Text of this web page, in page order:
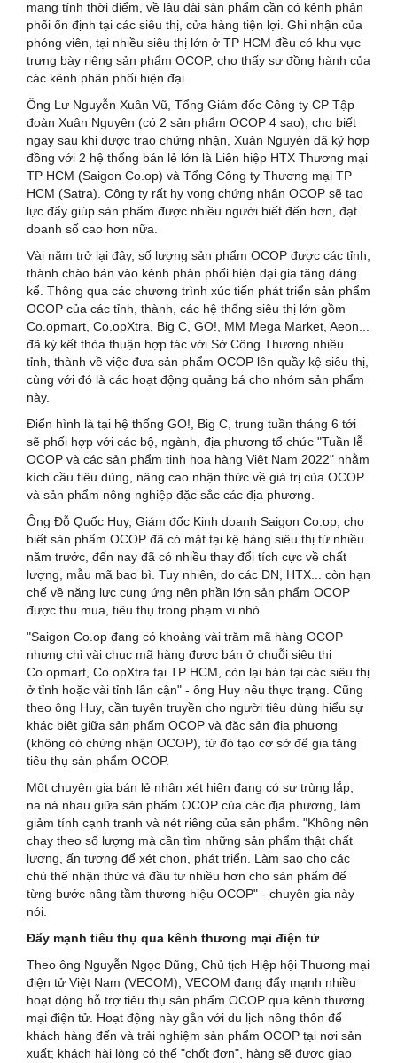
mang tính thời điểm, về lâu dài sản phẩm cần có kênh phân
phối ổn định tại các siêu thị, cửa hàng tiện lợi. Ghi nhận của
phóng viên, tại nhiều siêu thị lớn ở TP HCM đều có khu vực
trưng bày riêng sản phẩm OCOP, cho thấy sự đồng hành của
các kênh phân phối hiện đại.
Ông Lư Nguyễn Xuân Vũ, Tổng Giám đốc Công ty CP Tập
đoàn Xuân Nguyên (có 2 sản phẩm OCOP 4 sao), cho biết
ngay sau khi được trao chứng nhận, Xuân Nguyên đã ký hợp
đồng với 2 hệ thống bán lẻ lớn là Liên hiệp HTX Thương mại
TP HCM (Saigon Co.op) và Tổng Công ty Thương mại TP
HCM (Satra). Công ty rất hy vọng chứng nhận OCOP sẽ tạo
lực đẩy giúp sản phẩm được nhiều người biết đến hơn, đạt
doanh số cao hơn nữa.
Vài năm trở lại đây, số lượng sản phẩm OCOP được các tỉnh,
thành chào bán vào kênh phân phối hiện đại gia tăng đáng
kể. Thông qua các chương trình xúc tiến phát triển sản phẩm
OCOP của các tỉnh, thành, các hệ thống siêu thị lớn gồm
Co.opmart, Co.opXtra, Big C, GO!, MM Mega Market, Aeon...
đã ký kết thỏa thuận hợp tác với Sở Công Thương nhiều
tỉnh, thành về việc đưa sản phẩm OCOP lên quầy kệ siêu thị,
cùng với đó là các hoạt động quảng bá cho nhóm sản phẩm
này.
Điển hình là tại hệ thống GO!, Big C, trung tuần tháng 6 tới
sẽ phối hợp với các bộ, ngành, địa phương tổ chức "Tuần lễ
OCOP và các sản phẩm tinh hoa hàng Việt Nam 2022" nhằm
kích cầu tiêu dùng, nâng cao nhận thức về giá trị của OCOP
và sản phẩm nông nghiệp đặc sắc các địa phương.
Ông Đỗ Quốc Huy, Giám đốc Kinh doanh Saigon Co.op, cho
biết sản phẩm OCOP đã có mặt tại kệ hàng siêu thị từ nhiều
năm trước, đến nay đã có nhiều thay đổi tích cực về chất
lượng, mẫu mã bao bì. Tuy nhiên, do các DN, HTX... còn hạn
chế về năng lực cung ứng nên phần lớn sản phẩm OCOP
được thu mua, tiêu thụ trong phạm vi nhỏ.
"Saigon Co.op đang có khoảng vài trăm mã hàng OCOP
nhưng chỉ vài chục mã hàng được bán ở chuỗi siêu thị
Co.opmart, Co.opXtra tại TP HCM, còn lại bán tại các siêu thị
ở tỉnh hoặc vài tỉnh lân cận" - ông Huy nêu thực trạng. Cũng
theo ông Huy, cần tuyên truyền cho người tiêu dùng hiểu sự
khác biệt giữa sản phẩm OCOP và đặc sản địa phương
(không có chứng nhận OCOP), từ đó tạo cơ sở để gia tăng
tiêu thụ sản phẩm OCOP.
Một chuyên gia bán lẻ nhận xét hiện đang có sự trùng lắp,
na ná nhau giữa sản phẩm OCOP của các địa phương, làm
giảm tính cạnh tranh và nét riêng của sản phẩm. "Không nên
chạy theo số lượng mà cần tìm những sản phẩm thật chất
lượng, ấn tượng để xét chọn, phát triển. Làm sao cho các
chủ thể nhận thức và đầu tư nhiều hơn cho sản phẩm để
từng bước nâng tầm thương hiệu OCOP" - chuyên gia này
nói.
Đẩy mạnh tiêu thụ qua kênh thương mại điện tử
Theo ông Nguyễn Ngọc Dũng, Chủ tịch Hiệp hội Thương mại
điện tử Việt Nam (VECOM), VECOM đang đẩy mạnh nhiều
hoạt động hỗ trợ tiêu thụ sản phẩm OCOP qua kênh thương
mại điện tử. Hoạt động này gắn với du lịch nông thôn để
khách hàng đến và trải nghiệm sản phẩm OCOP tại nơi sản
xuất; khách hài lòng có thể "chốt đơn", hàng sẽ được giao